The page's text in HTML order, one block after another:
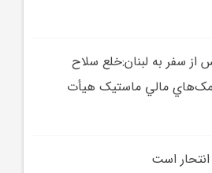
از سفر به لبنان:خلع سلاح
مالي ماستيک هيأت
است